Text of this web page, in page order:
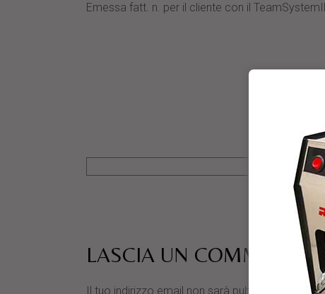
Emessa fatt. n. per il cliente con il
LASCIA UN COMMENTO
Il tuo indirizzo email non sarà pubblicato. I